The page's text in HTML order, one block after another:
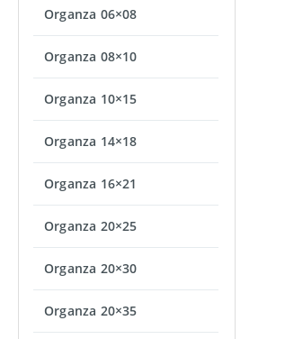
Organza 06×08
Organza 08×10
Organza 10×15
Organza 14×18
Organza 16×21
Organza 20×25
Organza 20×30
Organza 20×35